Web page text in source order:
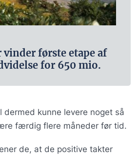
første etape af
for 650 mio.
kunne levere noget så
færdig flere måneder før tid.
de, at de positive takter